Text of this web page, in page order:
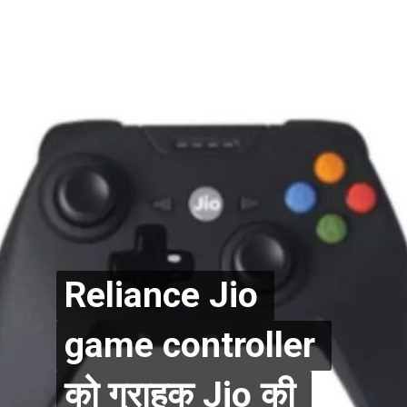
Reliance Jio
game controller
को ग्राहक Jio की
Reliance Jio
game controller
को ग्राहक Jio की